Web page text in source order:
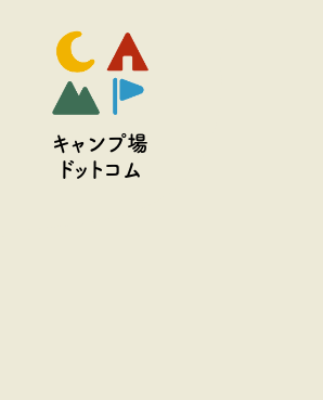
キャンプ場
ドットコム